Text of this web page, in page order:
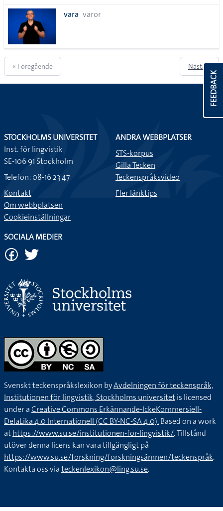
vara varor
« Föregående Nästa »
FEEDBACK
STOCKHOLMS UNIVERSITET
Inst. för lingvistik
SE-106 91 Stockholm
Telefon: 08-16 23 47
Kontakt
Om webbplatsen
Cookieinställningar
ANDRA WEBBPLATSER
STS-korpus
Gilla Tecken
Teckenspråksvideo
Fler länktips
SOCIALA MEDIER
Svenskt teckenspråkslexikon byAvdelningen för teckenspråk,
Institutionen för lingvistik, Stockholms universitetis licensed
under aCreative Commons Erkännande-IckeKommersiell-
DelaLika 4.0 Internationell (CC BY-NC-SA 4.0).Based on a work
athttps://www.su.se/institutionen-for-lingvistik/. Tillstånd
utöver denna licens kan vara tillgängligt på
https://www.su.se/forskning/forskningsämnen/teckenspråk.
Kontakta oss viateckenlexikon@ling.su.se.